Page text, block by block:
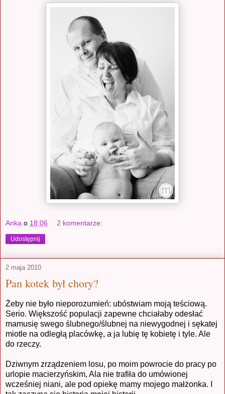
Anka o 18:06 2 komentarze:
Udostępnij
2 maja 2010
Pan kotek był chory?
Żeby nie było nieporozumień: ubóstwiam moją teściową.
Serio. Większość populacji zapewne chciałaby odesłać
mamusię swego ślubnego/ślubnej na niewygodnej i sękatej
miotle na odległą placówkę, a ja lubię tę kobietę i tyle. Ale
do rzeczy.
Dziwnym zrządzeniem losu, po moim powrocie do pracy po
urlopie macierzyńskim, Ala nie trafiła do umówionej
wcześniej niani, ale pod opiekę mamy mojego małżonka. I